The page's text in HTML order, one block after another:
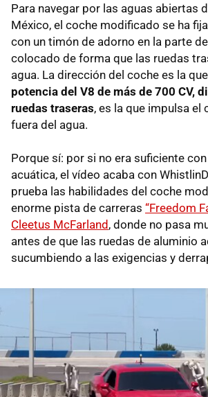
Para navegar por las aguas abiertas
México, el coche modificado se ha
con un timón de adorno en la parte
colocado de forma que las ruedas
agua. La dirección del coche es la
potencia del V8 de más de 700 CV,
ruedas traseras, es la que impulsa el
fuera del agua.
Porque sí: por si no era suficiente
acuática, el vídeo acaba con
prueba las habilidades del coche
enorme pista de carreras “Freedom
Cleetus McFarland, donde no pasa
antes de que las ruedas de aluminio
sucumbiendo a las exigencias y